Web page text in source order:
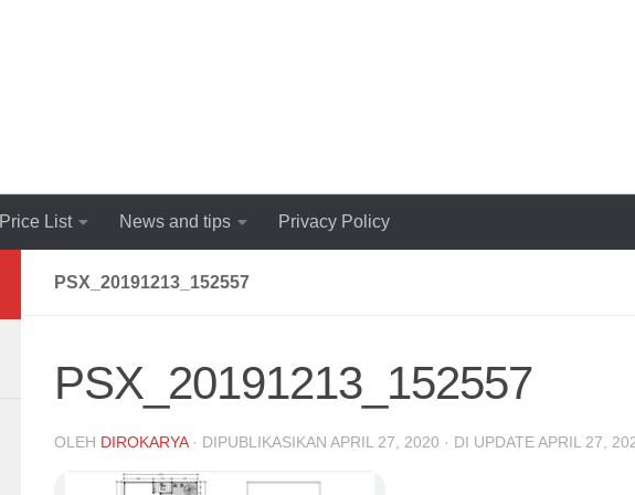
Price List News and tips Privacy Policy
PSX_20191213_152557
PSX_20191213_152557
OLEH DIROKARYA · DIPUBLIKASIKAN APRIL 27, 2020 · DI UPDATEAPRIL 27,